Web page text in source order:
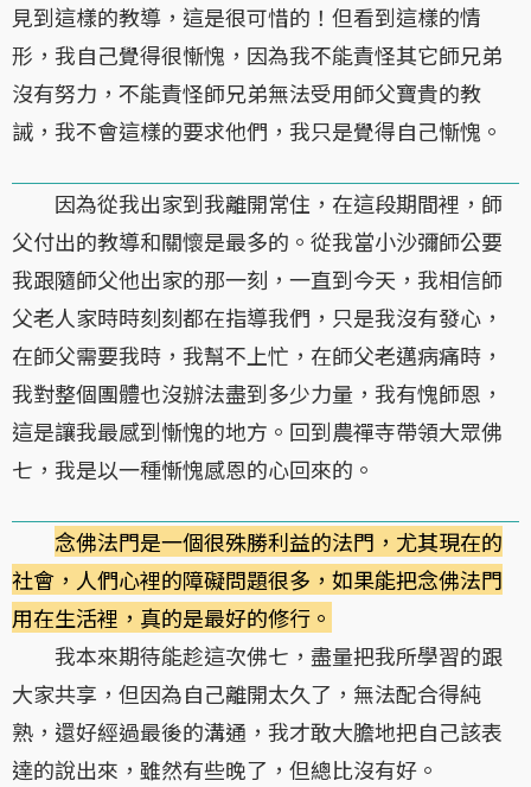
見到這樣的教導，這是很可惜的！但看到這樣的情
形，我自己覺得很慚愧，因為我不能責怪其它師兄弟
沒有努力，不能責怪師兄弟無法受用師父寶貴的教
誡，我不會這樣的要求他們，我只是覺得自己慚愧。
因為從我出家到我離開常住，在這段期間裡，師
父付出的教導和關懷是最多的。從我當小沙彌師公要
我跟隨師父他出家的那一刻，一直到今天，我相信師
父老人家時時刻刻都在指導我們，只是我沒有發心，
在師父需要我時，我幫不上忙，在師父老邁病痛時，
我對整個團體也沒辦法盡到多少力量，我有愧師恩，
這是讓我最感到慚愧的地方。回到農禪寺帶領大眾佛
七，我是以一種慚愧感恩的心回來的。
念佛法門是一個很殊勝利益的法門，尤其現在的
社會，人們心裡的障礙問題很多，如果能把念佛法門
用在生活裡，真的是最好的修行。
我本來期待能趁這次佛七，盡量把我所學習的跟
大家共享，但因為自己離開太久了，無法配合得純
熟，還好經過最後的溝通，我才敢大膽地把自己該表
達的說出來，雖然有些晚了，但總比沒有好。